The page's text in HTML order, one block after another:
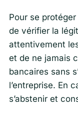
Pour se
de vérifier la
attentivement
et de ne jamais
bancaires sans
l’entreprise. En
s’abstenir et